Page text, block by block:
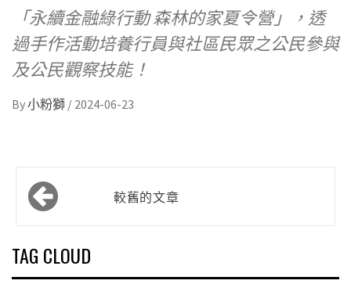
「永續金融綠行動 森林的家夏令營」，透
過手作活動培養行員與社區民眾之公民參與
及公民觀察技能！
By小粉獅 / 2024-06-23
文
章
導
覽
較舊的文章
TAG CLOUD